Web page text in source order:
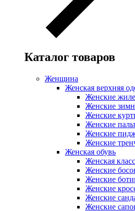
Каталог товаров
Женщина
Женская верхняя
Женские
Женские
Женские
Женские
Женские
Женские
Женская обувь
Женская
Женские
Женские
Женские
Женские
Женские